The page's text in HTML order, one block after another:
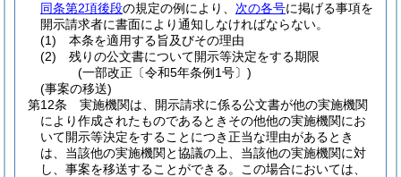
同条第2項後段の規定の例により、 次の各号に掲げる事項を
開示請求者に書面により通知しなければならない。
(1)
本条を適用する旨及びその理由
(2)
残りの公文書について開示等決定をする期限
(一部改正〔令和5年条例1号〕)
(事案の移送)
第12条
実施機関は、開示請求に係る公文書が他の実施機関
により作成されたものであるときその他他の実施機関にお
いて開示等決定をすることにつき正当な理由があるとき
は、当該他の実施機関と協議の上、当該他の実施機関に対
し、事案を移送することができる。
この場合においては、